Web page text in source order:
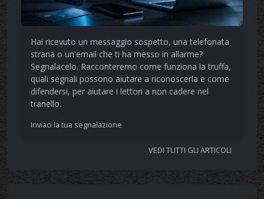
Hai ricevuto un messaggio sospetto, una telefonata
strana o un'email che ti ha messo in allarme?
Segnalacelo. Racconteremo come funziona la truffa,
quali segnali possono aiutare a riconoscerla e come
difendersi, per aiutare i lettori a non cadere nel
tranello.
Inviaci la tua segnalazione
VEDI TUTTI GLI ARTICOLI